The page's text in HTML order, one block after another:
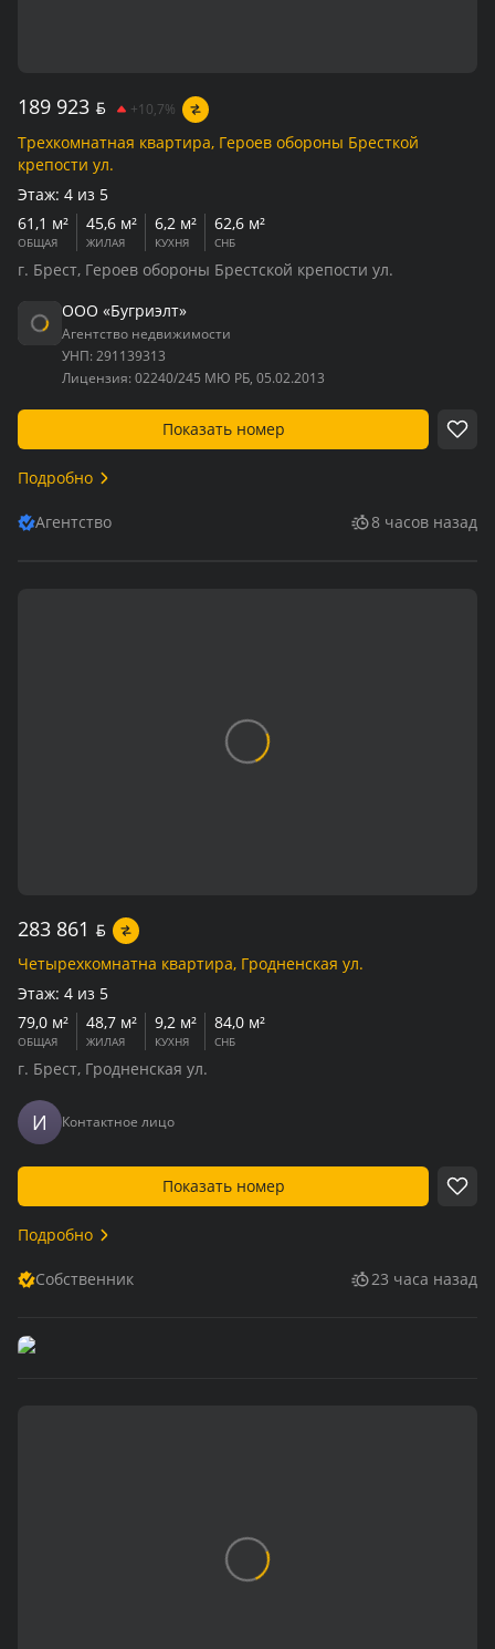
189 923 BYN +10,7%
Трехкомнатная квартира, Героев обороны Бресткой
крепости ул.
Этаж: 4 из 5
61,1 м²
ОБЩАЯ
45,6 м²
ЖИЛАЯ
6,2 м²
КУХНЯ
62,6 м²
СНБ
г. Брест, Героев обороны Брестской крепости ул.
ООО «Бугриэлт»
Агентство недвижимости
УНП: 291139313
Лицензия: 02240/245 МЮ РБ, 05.02.2013
Показать номер
Подробно
Агентство 8 часов назад
283 861 BYN
Четырехкомнатна квартира, Гродненская ул.
Этаж: 4 из 5
79,0 м²
ОБЩАЯ
48,7 м²
ЖИЛАЯ
9,2 м²
КУХНЯ
84,0 м²
СНБ
г. Брест, Гродненская ул.
И Контактное лицо
Показать номер
Подробно
Собственник 23 часа назад